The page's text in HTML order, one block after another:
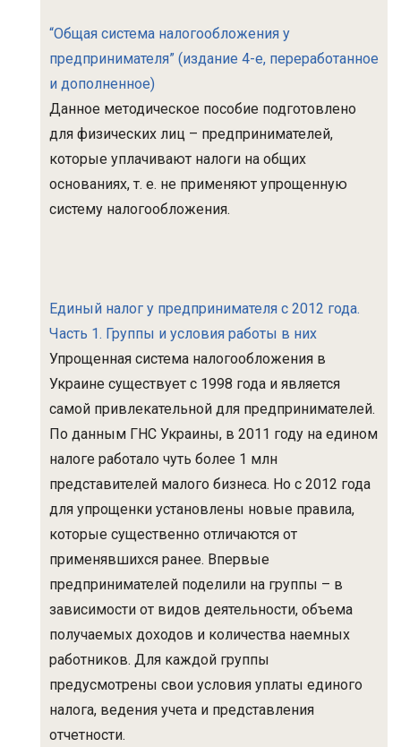
“Общая система налогообложения у
предпринимателя” (издание 4-е, переработанное
и дополненное)
Данное методическое пособие подготовлено
для физических лиц – предпринимателей,
которые уплачивают налоги на общих
основаниях, т. е. не применяют упрощенную
систему налогообложения.
Единый налог у предпринимателя с 2012 года.
Часть 1. Группы и условия работы в них
Упрощенная система налогообложения в
Украине существует с 1998 года и является
самой привлекательной для предпринимателей.
По данным ГНС Украины, в 2011 году на едином
налоге работало чуть более 1 млн
представителей малого бизнеса. Но с 2012 года
для упрощенки установлены новые правила,
которые существенно отличаются от
применявшихся ранее. Впервые
предпринимателей поделили на группы – в
зависимости от видов деятельности, объема
получаемых доходов и количества наемных
работников. Для каждой группы
предусмотрены свои условия уплаты единого
налога, ведения учета и представления
отчетности.